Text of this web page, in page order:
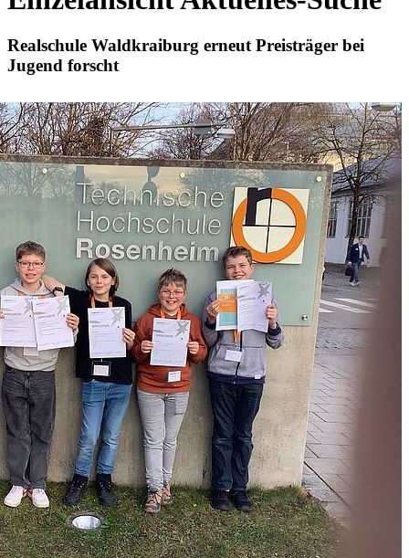
Realschule Waldkraiburg erneut Preisträger bei
Jugend forscht